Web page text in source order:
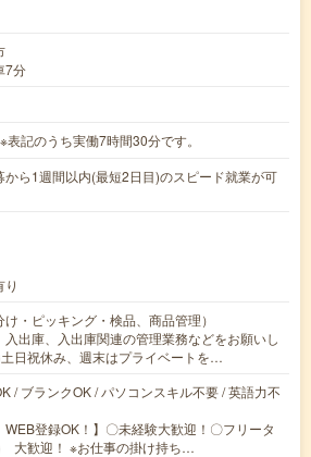
7分
記のうち実働7時間30分です。
から1週間以内(最短2日目)のスピード就業が可
・ピッキング・検品、商品管理）
入出庫、入出庫関連の管理業務などをお願いし
日祝休み、週末はプライベートを…
/ ブランクOK / パソコンスキル不要 / 英語力不
WEB登録OK！】〇未経験大歓迎！〇フリータ
大歓迎！ ※お仕事の掛け持ち…